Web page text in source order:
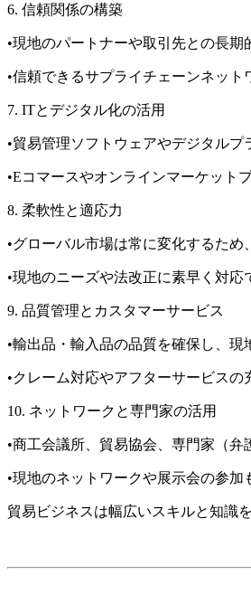
6. 信頼関係の構築
•現地のパートナーや取引先との長期
•信頼できるサプライチェーンネット
7. ITとデジタル化の活用
•貿易管理ソフトウェアやデジタル
•Eコマースやオンラインマーケット
8. 柔軟性と適応力
•グローバル市場は常に変化するため
•現地のニーズや法改正に素早く対応
9. 品質管理とカスタマーサービス
•輸出品・輸入品の品質を確保し、現
•クレーム対応やアフターサービスの
10. ネットワークと専門家の活用
•商工会議所、貿易協会、専門家（
•現地のネットワークや展示会の参加
貿易ビジネスは幅広いスキルと知識